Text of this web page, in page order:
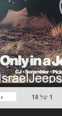
1 של18
›